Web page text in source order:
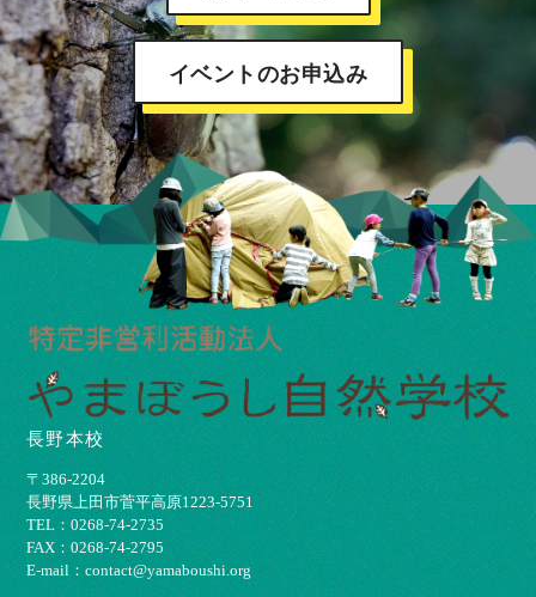
イベントのお申込み
長野本校
〒386-2204
⻑野県上⽥市菅平⾼原1223-5751
TEL：0268-74-2735
FAX：0268-74-2795
E-mail：contact@yamaboushi.org